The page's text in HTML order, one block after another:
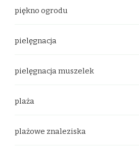
piękno ogrodu
pielęgnacja
pielęgnacja muszelek
plaża
plażowe znaleziska